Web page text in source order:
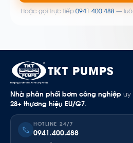
Hoặc gọi trực tiếp 0941 400 488—
TKT PUMPS
Nhà phân phối bơm công nghiệp uy
28+ thương hiệu EU/G7.
HOTLINE 24/7
0941.400.488